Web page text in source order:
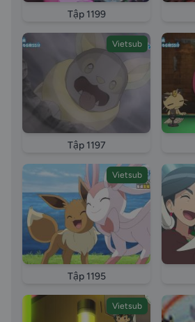
Tập 1199
Vietsub
Tập 1197
Vietsub
Tập 1195
Vietsub